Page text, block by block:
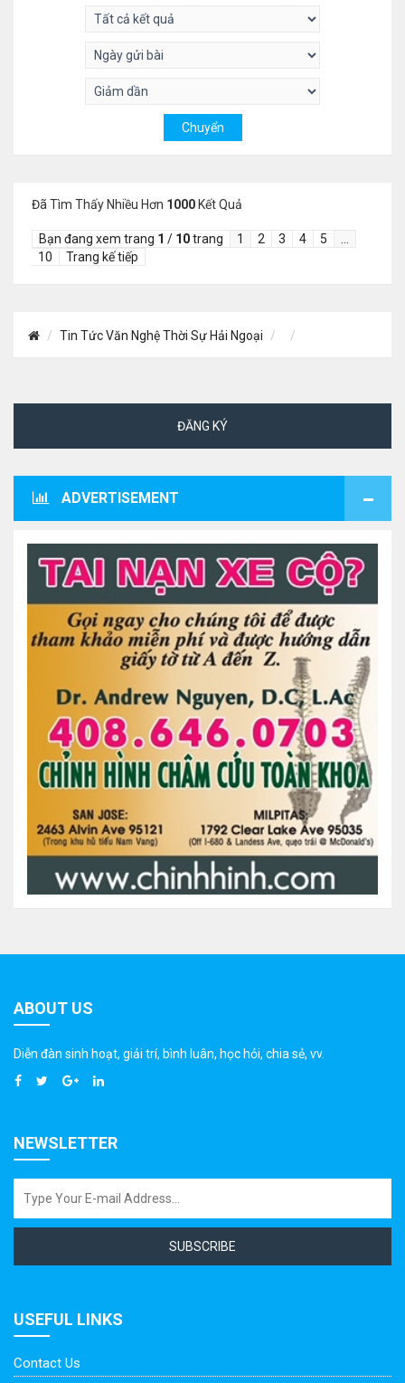
Đã Tìm Thấy Nhiều Hơn 1000 Kết Quả
Bạn đang xem trang 1 / 10trang 1 2 3 4 5
10
Trang kế tiếp
Tin Tức Văn Nghệ Thời Sự Hải Ngoại
ĐĂNG KÝ
ADVERTISEMENT
ABOUT US
Diễn đàn sinh hoạt, giải trí, bình luân, học hỏi, chia sẻ, vv.
NEWSLETTER
SUBSCRIBE
USEFUL LINKS
Contact Us